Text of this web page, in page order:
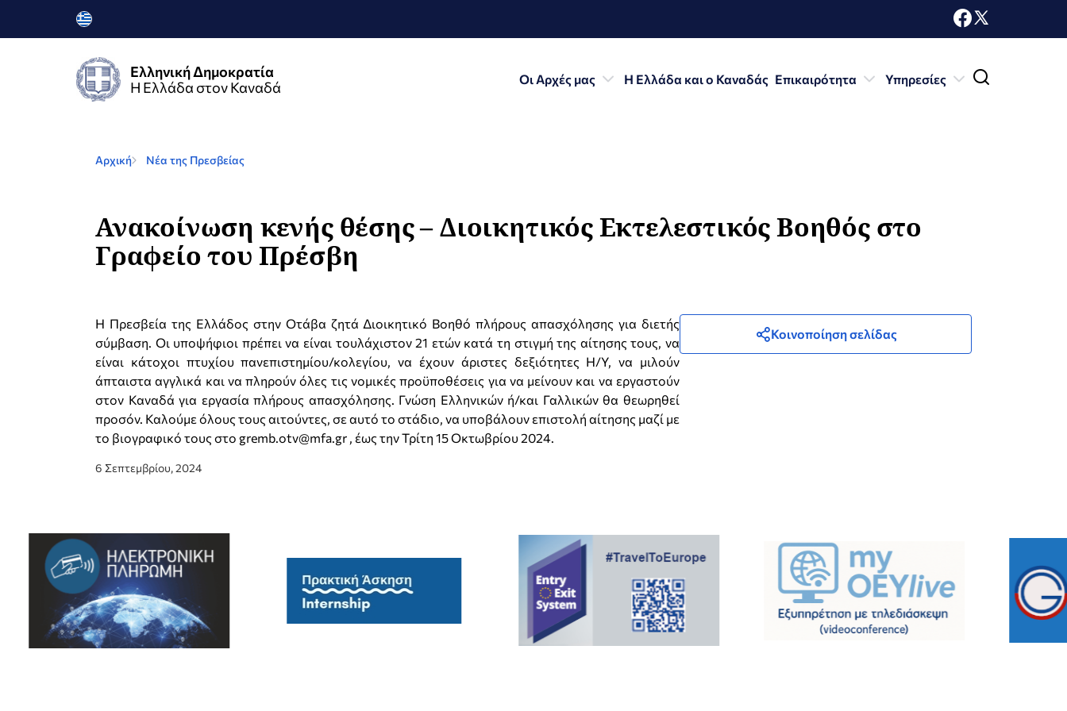
Ελληνική Δημοκρατία
Η Ελλάδα στον Καναδά
Οι Αρχές μας Η Ελλάδα και ο Καναδάς Επικαιρότητα Υπηρεσίες
Αρχική Νέα της Πρεσβείας
Ανακοίνωση κενής θέσης – Διοικητικός Εκτελεστικός Βοηθός στο
Γραφείο του Πρέσβη
Η Πρεσβεία της Ελλάδος στην Οτάβα ζητά Διοικητικό Βοηθό πλήρους απασχόλησης για διετής
σύμβαση. Οι υποψήφιοι πρέπει να είναι τουλάχιστον 21 ετών κατά τη στιγμή της αίτησης τους, να
είναι κάτοχοι πτυχίου πανεπιστημίου/κολεγίου, να έχουν άριστες δεξιότητες Η/Υ, να μιλούν
άπταιστα αγγλικά και να πληρούν όλες τις νομικές προϋποθέσεις για να μείνουν και να εργαστούν
στον Καναδά για εργασία πλήρους απασχόλησης. Γνώση Ελληνικών ή/και Γαλλικών θα θεωρηθεί
προσόν. Καλούμε όλους τους αιτούντες, σε αυτό το στάδιο, να υποβάλουν επιστολή αίτησης μαζί με
το βιογραφικό τους στο gremb.otv@mfa.gr , έως την Τρίτη 15 Οκτωβρίου 2024.
6 Σεπτεμβρίου, 2024
Κοινοποίηση σελίδας